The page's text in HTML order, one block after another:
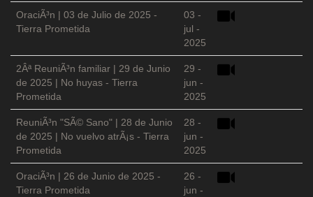
OraciÃ³n | 03 de Julio de 2025 -
Tierra Prometida
03 -
jul -
2025
2Âª ReuniÃ³n familiar | 29 de Junio
de 2025 | No huyas - Tierra
Prometida
29 -
jun -
2025
ReuniÃ³n "SÃ© Sano" | 28 de Junio
de 2025 | No vuelvo atrÃ¡s - Tierra
Prometida
28 -
jun -
2025
OraciÃ³n | 26 de Junio de 2025 -
Tierra Prometida
26 -
jun -